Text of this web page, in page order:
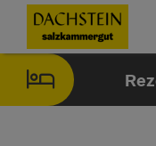
ObsahAccesskey
[0]
NavigaceAccesskey
[1]
Začátek stránky